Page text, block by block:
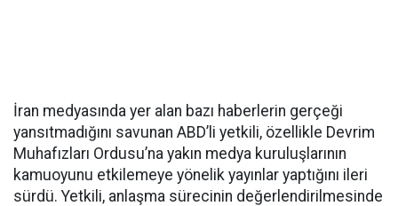
İran medyasında yer alan bazı haberlerin gerçeği
yansıtmadığını savunan ABD’li yetkili, özellikle Devrim
Muhafızları Ordusu’na yakın medya kuruluşlarının
kamuoyunu etkilemeye yönelik yayınlar yaptığını ileri
sürdü. Yetkili, anlaşma sürecinin değerlendirilmesinde